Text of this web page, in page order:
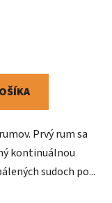
Prvý rum sa
kontinuálnou
sudoch po...